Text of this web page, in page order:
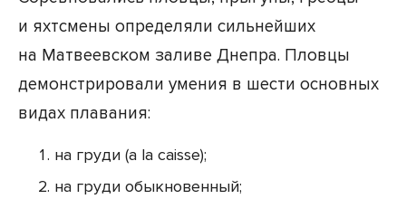
и яхтсмены определяли сильнейших
на Матвеевском заливе Днепра. Пловцы
демонстрировали умения в шести основных
видах плавания:
на груди (a la caisse);
на груди обыкновенный;